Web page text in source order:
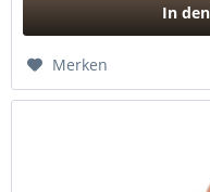
In den
Merken